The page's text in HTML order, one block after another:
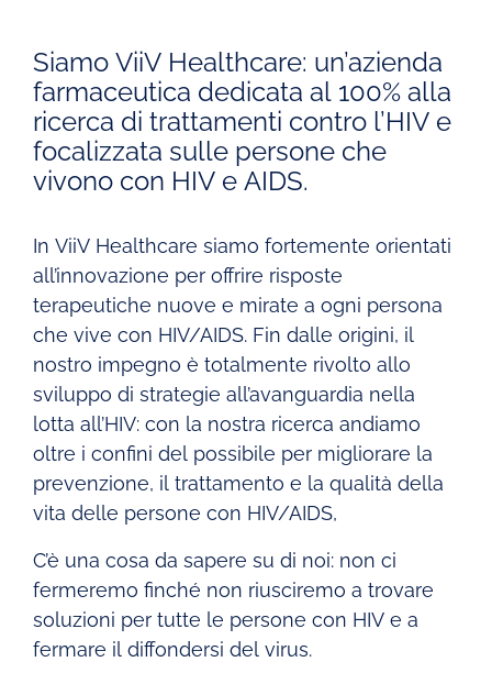
Siamo ViiV Healthcare: un’azienda
farmaceutica dedicata al 100% alla
ricerca di trattamenti contro l’HIV e
focalizzata sulle persone che
vivono con HIV e AIDS.
In ViiV Healthcare siamo fortemente orientati
all’innovazione per offrire risposte
terapeutiche nuove e mirate a ogni persona
che vive con HIV/AIDS. Fin dalle origini, il
nostro impegno è totalmente rivolto allo
sviluppo di strategie all’avanguardia nella
lotta all’HIV: con la nostra ricerca andiamo
oltre i confini del possibile per migliorare la
prevenzione, il trattamento e la qualità della
vita delle persone con HIV/AIDS,
C’è una cosa da sapere su di noi: non ci
fermeremo finché non riusciremo a trovare
soluzioni per tutte le persone con HIV e a
fermare il diffondersi del virus.